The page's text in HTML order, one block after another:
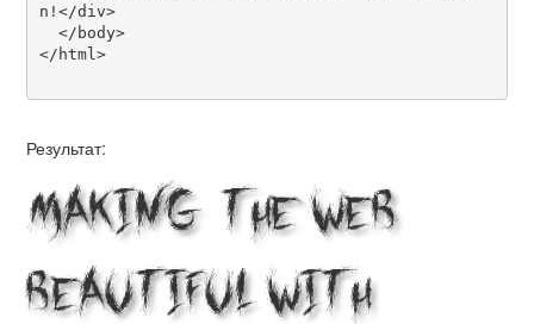
n!</div>
</html>
Результат:
Making the Web
Beautiful with